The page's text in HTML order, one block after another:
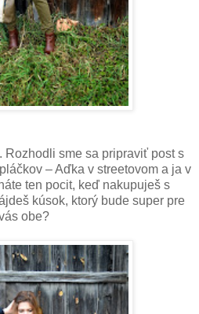
Rozhodli sme sa pripraviť post s
– Aďka v streetovom a ja v
ten pocit, keď nakupuješ s
kúsok, ktorý bude super pre
obe?